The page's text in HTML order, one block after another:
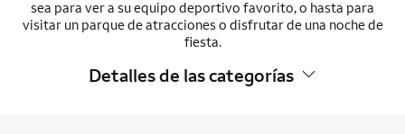
sea para ver a su equipo deportivo favorito, o hasta para
visitar un parque de atracciones o disfrutar de una noche de
fiesta.
Detalles de las categorías